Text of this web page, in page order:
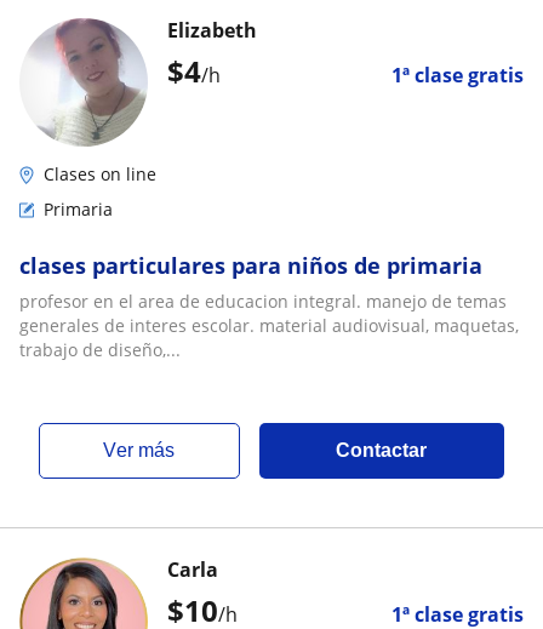
$4/h 1ª clase gratis
Elizabeth
Clases on line
Primaria
clases particulares para niños de primaria
profesor en el area de educacion integral. manejo de temas
generales de interes escolar. material audiovisual, maquetas,
trabajo de diseño,...
ver más Contactar
$10/h 1ª clase gratis
Carla